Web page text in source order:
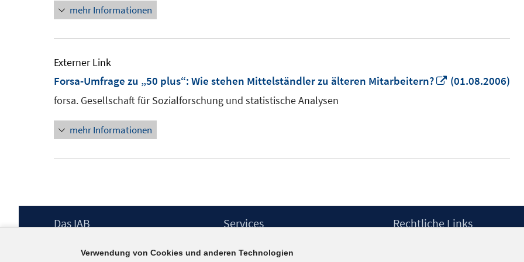
mehr Informationen
Externer Link
Forsa-Umfrage zu „50 plus“: Wie stehen Mittelständler zu älteren Mitarbeitern?
In
(01.08.2006)
forsa. Gesellschaft für Sozialforschung und statistische Analysen
mehr Informationen
Footer
Das IAB
Berufsforschung (IAB) – unser Leitbild
Services
IAB-Newsletter
Rechtliche Links
Verwendung von Cookies und anderen Technologien